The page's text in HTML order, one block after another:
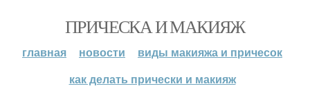
ПРИЧЕСКА И МАКИЯЖ
главная новости
виды макияжа и причесок
как делать прически и макияж